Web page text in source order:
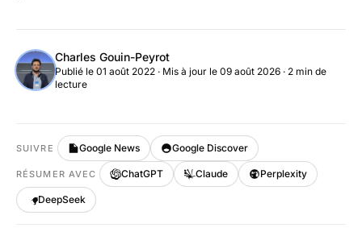
Charles Gouin-Peyrot
Publié le 01 août 2022 · Mis à jour le 09 août 2026 · 2 min de
lecture
SUIVRE Google News Google Discover
RÉSUMER AVEC ChatGPT Claude Perplexity
DeepSeek